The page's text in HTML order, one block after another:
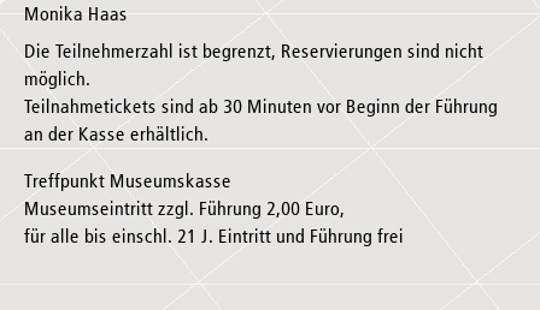
Monika Haas
Die Teilnehmerzahl ist begrenzt, Reservierungen sind nicht
möglich.
Teilnahmetickets sind ab 30 Minuten vor Beginn der Führung
an der Kasse erhältlich.
Treffpunkt Museumskasse
Museumseintritt zzgl. Führung 2,00 Euro,
für alle bis einschl. 21 J. Eintritt und Führung frei